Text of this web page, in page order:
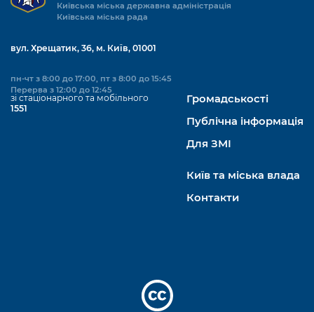
Київська міська державна адміністрація
Київська міська рада
вул. Хрещатик, 36, м. Київ, 01001
пн-чт з 8:00 до 17:00, пт з 8:00 до 15:45
Перерва з 12:00 до 12:45
зі стаціонарного та мобільного
1551
Громадськості
Публічна інформація
Для ЗМІ
Київ та міська влада
Контакти